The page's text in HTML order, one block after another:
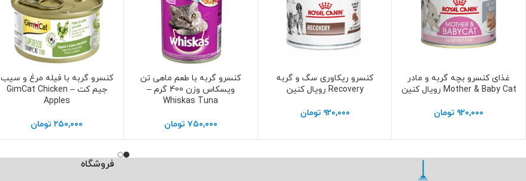
افزودن به سبد خرید
غذای کنسرو بچه گربه و مادر
Mother & Baby Cat رویال کنین
۹۲۰,۰۰۰ تومان
افزودن به سبد خرید
کنسرو ریکاوری سگ و گربه
Recovery رویال کنین
۹۲۰,۰۰۰ تومان
افزودن به سبد خرید
کنسرو گربه با طعم ماهی تن
ویسکاس وزن 400 گرم –
Whiskas Tuna
۷۵۰,۰۰۰ تومان
افزودن به سبد خرید
کنسرو گربه با فیله مرغ و سیب
جیم کت – GimCat Chicken
Apples
۲۵۰,۰۰۰ تومان
فروشگاه